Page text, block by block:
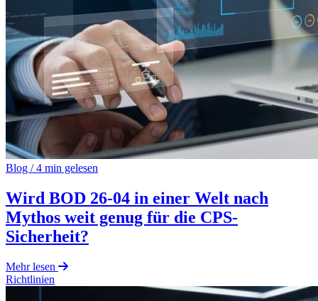
Blog /4 min gelesen
Wird BOD 26-04 in einer Welt nach
Mythos weit genug für die CPS-
Sicherheit?
Mehr lesen
Richtlinien